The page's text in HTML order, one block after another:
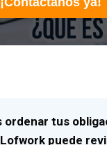
ordenar tus
puede